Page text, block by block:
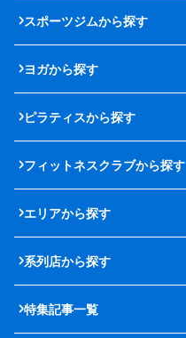
スポーツジムから探す
ヨガから探す
ピラティスから探す
フィットネスクラブから探す
エリアから探す
系列店から探す
特集記事一覧